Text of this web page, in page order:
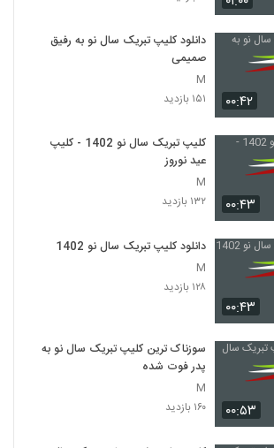
۰۰:۴۲
دانلود کلیپ تبریک سال نو به رفیق
صمیمی
M
۱۵۱ بازدید
۰۰:۴۳
کلیپ تبریک سال نو 1402 - کلیپ
عید نوروز
M
۱۳۲ بازدید
۰۰:۴۳
دانلود کلیپ تبریک سال نو 1402
M
۱۲۸ بازدید
۰۰:۵۳
سوزناک ترین کلیپ تبریک سال نو به
پدر فوت شده
M
۱۶۰ بازدید